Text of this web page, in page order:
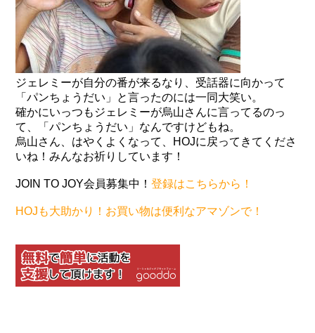
ジェレミーが自分の番が来るなり、受話器に向かって
「パンちょうだい」と言ったのには一同大笑い。
確かにいっつもジェレミーが烏山さんに言ってるのっ
て、「パンちょうだい」なんですけどもね。
烏山さん、はやくよくなって、HOJに戻ってきてくださ
いね！みんなお祈りしています！
JOIN TO JOY会員募集中！登録はこちらから！
HOJも大助かり！お買い物は便利なアマゾンで！